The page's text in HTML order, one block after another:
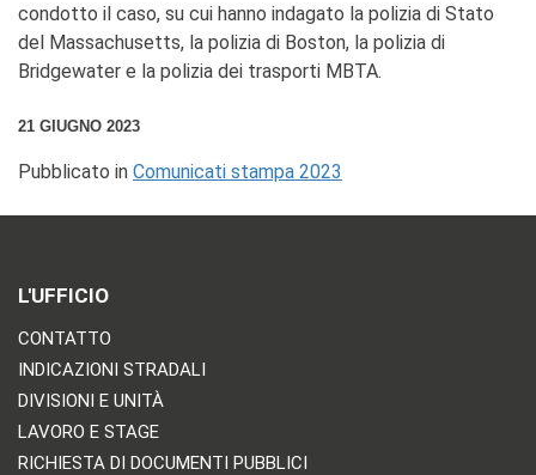
condotto il caso, su cui hanno indagato la polizia di Stato
del Massachusetts, la polizia di Boston, la polizia di
Bridgewater e la polizia dei trasporti MBTA.
21 GIUGNO 2023
Pubblicato in Comunicati stampa 2023
L'UFFICIO
CONTATTO
INDICAZIONI STRADALI
DIVISIONI E UNITÀ
LAVORO E STAGE
RICHIESTA DI DOCUMENTI PUBBLICI